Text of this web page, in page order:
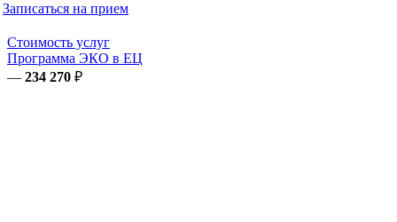
Записаться на прием
Стоимость услуг
Программа ЭКО в ЕЦ
— 234 270 ₽